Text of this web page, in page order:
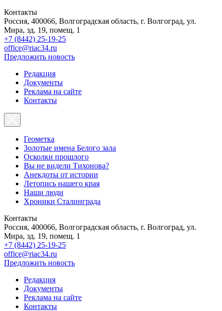
Контакты
Россия, 400066, Волгоградская область, г. Волгоград, ул.
Мира, зд. 19, помещ. 1
+7 (8442) 25-19-25
office@riac34.ru
Предложить новость
Редакция
Документы
Реклама на сайте
Контакты
Геометка
Золотые имена Белого зала
Осколки прошлого
Вы не видели Тихонова?
Анекдоты от истории
Летопись нашего края
Наши люди
Хроники Сталинграда
Контакты
Россия, 400066, Волгоградская область, г. Волгоград, ул.
Мира, зд. 19, помещ. 1
+7 (8442) 25-19-25
office@riac34.ru
Предложить новость
Редакция
Документы
Реклама на сайте
Контакты